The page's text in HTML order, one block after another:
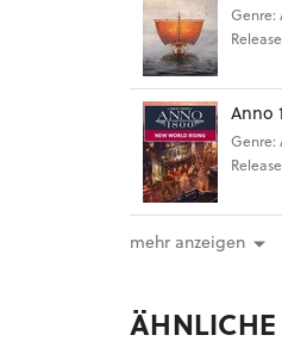
Genre:
Anno
Genre:
mehr anzeigen
ÄHNLICHE